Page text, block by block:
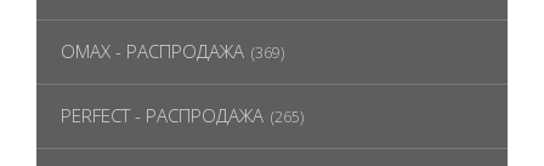
OMAX - РАСПРОДАЖА (369)
PERFECT - РАСПРОДАЖА (265)